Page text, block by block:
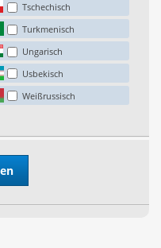
Tschechisch
Turkmenisch
Ungarisch
Usbekisch
Weißrussisch